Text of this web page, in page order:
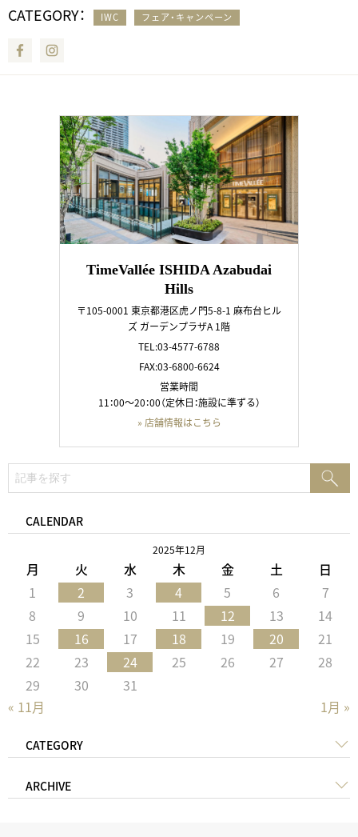
CATEGORY： IWC フェア・キャンペーン
Facebook
TimeVallée ISHIDA Azabudai
Hills
〒105-0001 東京都港区虎ノ門5-8-1 麻布台ヒル
ズ ガーデンプラザA 1階
TEL:03-4577-6788
FAX:03-6800-6624
営業時間
11：00～20：00（定休日：施設に準ずる）
» 店舗情報はこちら
索:
CALENDAR
2025年12月
月 火 水 木 金 土 日
« 11月 1月 »
1 2 3 4 5 6
7
8
9 10 11 12 13
14
15
16 17 18 19 20
21
22
23 24 25 26 27
28
29
30 31
CATEGORY
ARCHIVE